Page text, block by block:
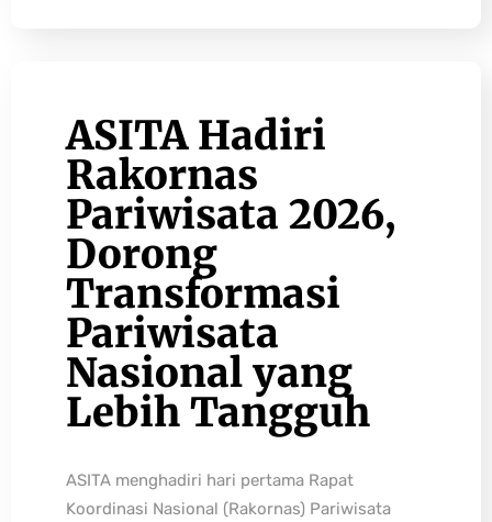
ASITA Hadiri
Rakornas
Pariwisata 2026,
Dorong
Transformasi
Pariwisata
Nasional yang
Lebih Tangguh
ASITA menghadiri hari pertama Rapat
Koordinasi Nasional (Rakornas) Pariwisata